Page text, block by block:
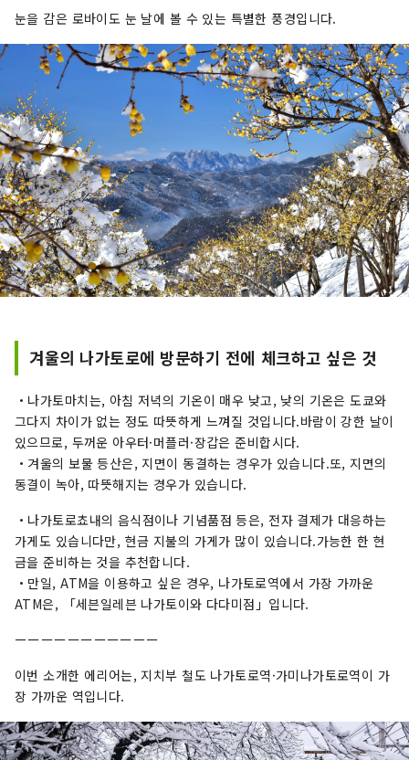
눈을 감은 로바이도 눈 날에 볼 수 있는 특별한 풍경입니다.
겨울의 나가토로에 방문하기 전에 체크하고 싶은 것
・나가토마치는, 아침 저녁의 기온이 매우 낮고, 낮의 기온은 도쿄와
그다지 차이가 ​​없는 정도 따뜻하게 느껴질 것입니다.바람이 강한 날이
있으므로, 두꺼운 아우터·머플러·장갑은 준비합시다.
・겨울의 보물 등산은, 지면이 동결하는 경우가 있습니다.또, 지면의
동결이 녹아, 따뜻해지는 경우가 있습니다.
・나가토로쵸내의 음식점이나 기념품점 등은, 전자 결제가 대응하는
가게도 있습니다만, 현금 지불의 가게가 많이 있습니다.가능한 한 현
금을 준비하는 것을 추천합니다.
・만일, ATM을 이용하고 싶은 경우, 나가토로역에서 가장 가까운
ATM은, 「세븐일레븐 나가토이와 다다미점」입니다.
ーーーーーーーーーーー
이번 소개한 에리어는, 지치부 철도 나가토로역·가미나가토로역이 가
장 가까운 역입니다.